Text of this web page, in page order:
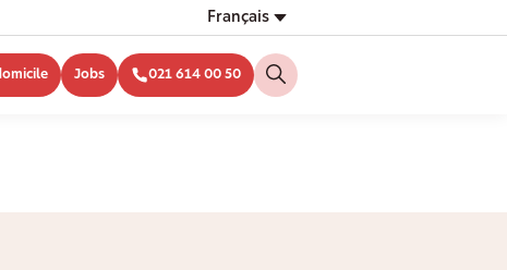
Français
Jobs 021 614 00 50